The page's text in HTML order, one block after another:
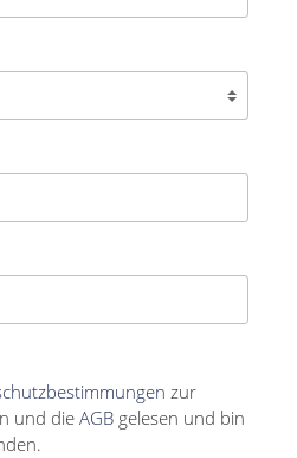
zur
und die AGB gelesen und bin